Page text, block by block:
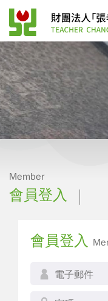
Member
會員登入
會員登入